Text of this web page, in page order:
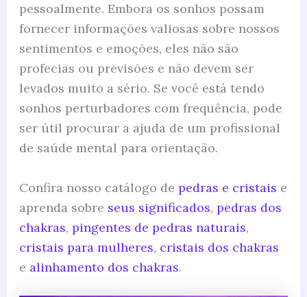
pessoalmente. Embora os sonhos possam
fornecer informações valiosas sobre nossos
sentimentos e emoções, eles não são
profecias ou previsões e não devem ser
levados muito a sério. Se você está tendo
sonhos perturbadores com frequência, pode
ser útil procurar a ajuda de um profissional
de saúde mental para orientação.
Confira nosso catálogo de pedras e cristais e
aprenda sobre seus significados, pedras dos
chakras, pingentes de pedras naturais,
cristais para mulheres, cristais dos chakras
e alinhamento dos chakras.